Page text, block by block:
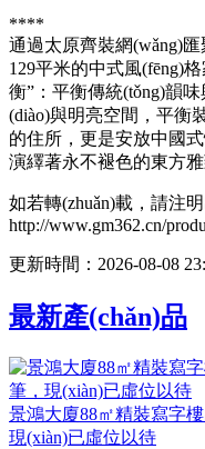
****
通過太原齊裝網(wǎng)
129平米的中式風(fēng)
衡”：平衡傳統(tǒng)韻
(diào)與明亮空間，平衡
的住所，更是安放中國
演繹著永不褪色的東方雅
如若轉(zhuǎn)載，請注明
http://www.gm362.cn/
更新時間：2026-08-08
最新產(chǎn)品
景鴻大廈88㎡精裝寫字
現(xiàn)已虛位以待